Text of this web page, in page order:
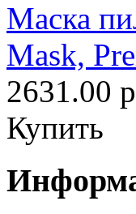
Маска
Mask,
2631.00
Купить